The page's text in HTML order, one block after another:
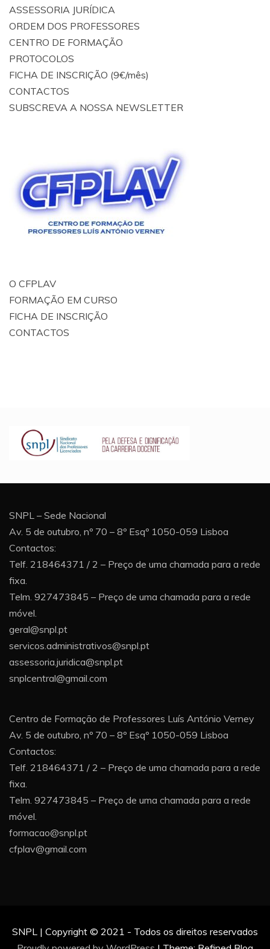
ASSESSORIA JURÍDICA
ORDEM DOS PROFESSORES
CENTRO DE FORMAÇÃO
PROTOCOLOS
FICHA DE INSCRIÇÃO (9€/mês)
CONTACTOS
SUBSCREVA A NOSSA NEWSLETTER
O CFPLAV
FORMAÇÃO EM CURSO
FICHA DE INSCRIÇÃO
CONTACTOS
SNPL – Sede Nacional
Av. 5 de outubro, nº 70 – 8º Esqº 1050-059 Lisboa
Contactos:
Telf. 218464371 / 2 – Preço de uma chamada para a rede
fixa.
Telm. 927473845 – Preço de uma chamada para a rede
móvel.
geral@snpl.pt
servicos.administrativos@snpl.pt
assessoria.juridica@snpl.pt
snplcentral@gmail.com
Centro de Formação de Professores Luís António Verney
Av. 5 de outubro, nº 70 – 8º Esqº 1050-059 Lisboa
Contactos:
Telf. 218464371 / 2 – Preço de uma chamada para a rede
fixa.
Telm. 927473845 – Preço de uma chamada para a rede
móvel.
formacao@snpl.pt
cfplav@gmail.com
SNPL | Copyright © 2021 - Todos os direitos reservados